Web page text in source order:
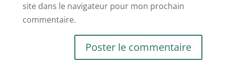
site dans le navigateur pour mon prochain
commentaire.